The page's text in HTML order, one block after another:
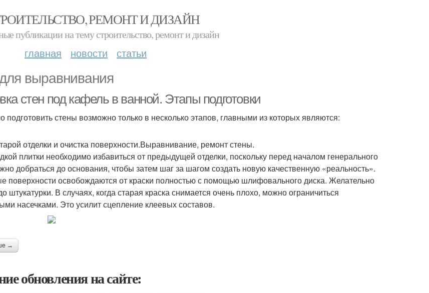
РЕМОНТ И ДИЗАЙН
публикации на тему строительство, ремонт и дизайн
главная новости статьи
выравнивания
стен под кафель в ванной. Этапы подготовки
подготовить стены возможно только в несколько этапов, главными из которых являются:
отделки и очистка поверхности.Выравнивание, ремонт стены.
плитки необходимо избавиться от предыдущей отделки, поскольку перед началом генерального
добраться до основания, чтобы затем шаг за шагом создать новую качественную «реальность».
поверхности освобождаются от краски полностью с помощью шлифовального диска. Желательно
штукатурки. В случаях, когда старая краска снимается очень плохо, можно ограничиться
насечками. Это усилит сцепление клеевых составов.
→
обновления на сайте: